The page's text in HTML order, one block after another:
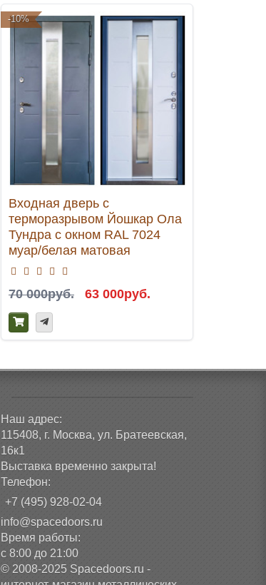
-10%
Входная дверь с
терморазрывом Йошкар Ола
Тундра с окном RAL 7024
муар/белая матовая
70 000руб. 63 000руб.
Наш адрес:
115408, г. Москва, ул. Братеевская,
16к1
Выставка временно закрыта!
Телефон:
+7 (495) 928-02-04
info@spacedoors.ru
Время работы:
с 8:00 до 21:00
© 2008-2025 Spacedoors.ru -